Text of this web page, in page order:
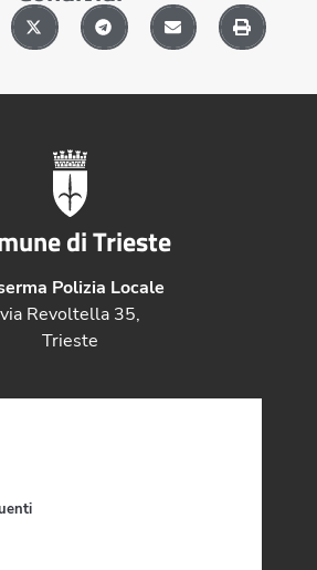
di Trieste
Polizia Locale
via Revoltella 35,
Trieste